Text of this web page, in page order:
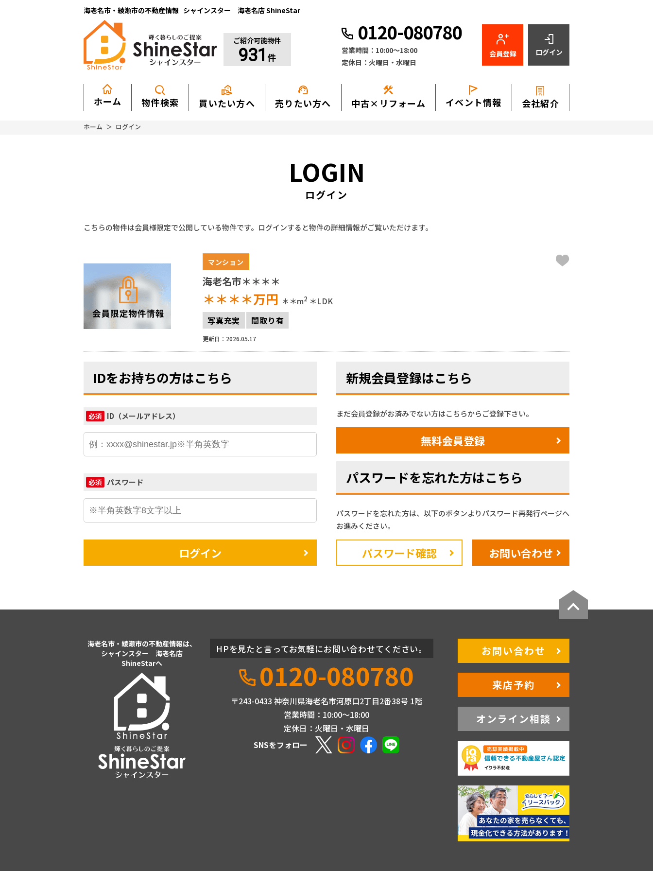
海老名市・綾瀬市の不動産情報 シャインスター 海老名店 ShineStar
ご紹介可能物件
931件
0120-080780
営業時間：10:00〜18:00
定休日：火曜日・水曜日
会員登録 ログイン
ホーム 物件検索
real_estate_agent
買いたい方へ
support_agent
売りたい方へ
construction
中古×リフォーム イベント情報 会社紹介
ホーム ログイン
LOGIN
ログイン
こちらの物件は会員様限定で公開している物件です。ログインすると物件の詳細情報がご覧いただけます。
マンション
海老名市＊＊＊＊
＊＊＊＊万円 ＊＊m2 ＊LDK
写真充実
間取り有
更新日：2026.05.17
IDをお持ちの方はこちら
必須 ID（メールアドレス）
必須 パスワード
ログイン
新規会員登録はこちら
まだ会員登録がお済みでない方はこちらからご登録下さい。
無料会員登録
パスワードを忘れた方はこちら
パスワードを忘れた方は、以下のボタンよりパスワード再発行ページへ
お進みください。
パスワード確認 お問い合わせ
海老名市・綾瀬市の不動産情報は、
シャインスター 海老名店
ShineStarへ
HPを見たと言ってお気軽にお問い合わせてください。
0120-080780
〒243-0433 神奈川県海老名市河原口2丁目2番38号 1階
営業時間：10:00〜18:00
定休日：火曜日・水曜日
SNSをフォロー
お問い合わせ
来店予約
オンライン相談